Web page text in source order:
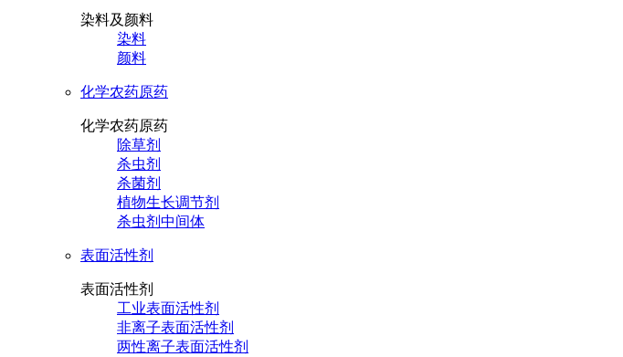
染料及颜料
染料
颜料
化学农药原药
化学农药原药
除草剂
杀虫剂
杀菌剂
植物生长调节剂
杀虫剂中间体
表面活性剂
表面活性剂
工业表面活性剂
非离子表面活性剂
两性离子表面活性剂